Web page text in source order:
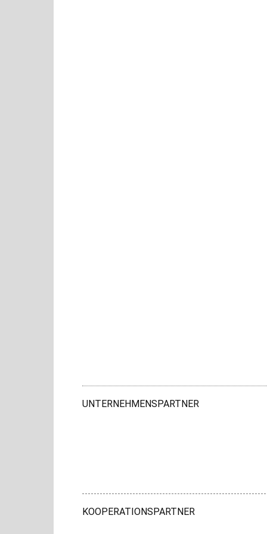
UNTERNEHMENSPARTNER
KOOPERATIONSPARTNER